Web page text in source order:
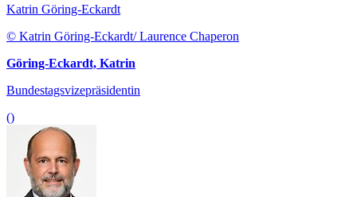
Katrin Göring-Eckardt
© Katrin Göring-Eckardt/ Laurence Chaperon
Göring-Eckardt, Katrin
Bundestagsvizepräsidentin
()